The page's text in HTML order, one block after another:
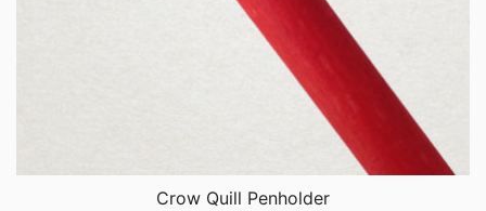
Crow Quill Penholder